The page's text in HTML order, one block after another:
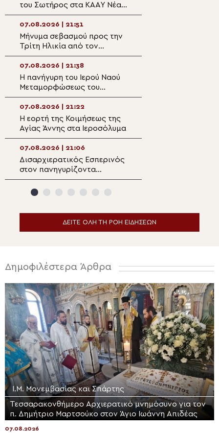
του Σωτήρος στα ΚΑΑΥ Νέας
Περάμου
07.08.2026 | 21:51
Μήνυμα σεβασμού προς την
Τρίτη Ηλικία από τον
Μητροπολίτη Σπάρτης στη
Ρειχέα
07.08.2026 | 21:38
Η πανήγυρη του Ιερού Ναού
Μεταμορφώσεως του
Σωτήρος στη Λέρο
07.08.2026 | 21:22
Η εορτή της Κοιμήσεως της
Αγίας Άννης στα Ιεροσόλυμα
07.08.2026 | 21:06
Δισαρχιερατικός Εσπερινός
στον πανηγυρίζοντα
Μητροπολιτικό Ναό της
Μεταμορφώσεως του
ΔΕΙΤΕ ΟΛΗ ΤΗ ΡΟΗ ΕΙΔΗΣΕΩΝ
Δημοφιλέστερα Άρθρα
Ι.Μ. Μονεμβασίας και Σπάρτης
Τεσσαρακονθήμερο Αρχιερατικό μνημόσυνο για τον
π. Δημήτριο Μαρτσούκο στον Άγιο Ιωάννη Απιδέας
07.08.2026